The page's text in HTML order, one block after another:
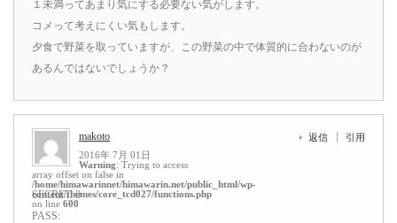
１未満ってあまり気にする必要ない気がします。
コメって考えにくい気もします。
夕食で野菜を取っていますが、この野菜の中で体質的に合わないのが
あるんではないでしょうか？
makoto
2016年 7月 01日
Warning: Trying to access
array offset on false in
/home/himawarinnet/himawarin.net/public_html/wp-
content/themes/core_tcd027/functions.php
on line 600
返信 引用
SECRET: 0
PASS: